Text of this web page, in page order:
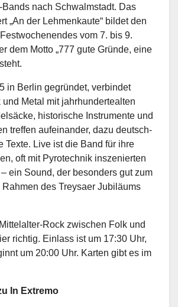
Bands nach Schwalmstadt. Das
„An der Lehmenkaute“ bildet den
vom 7. bis 9.
dem Motto „777 gute Gründe, eine
in Berlin gegründet, verbindet
Metal mit jahrhundertealten
historische Instrumente und
treffen aufeinander, dazu deutsch-
Texte. Live ist die Band für ihre
oft mit Pyrotechnik inszenierten
ein Sound, der besonders gut zum
des Treysaer Jubiläums
Rock zwischen Folk und
richtig. Einlass ist um 17:30 Uhr,
um 20:00 Uhr. Karten gibt es im
In Extremo